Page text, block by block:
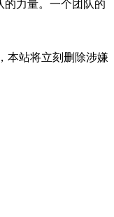
力量。一个团队的
本站将立刻删除涉嫌